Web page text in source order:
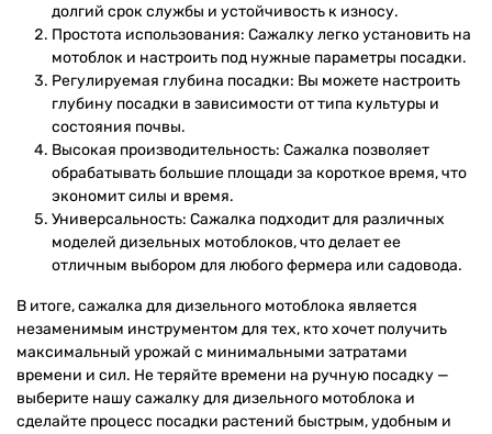
долгий срок службы и устойчивость к износу.
Простота использования: Сажалку легко установить на
мотоблок и настроить под нужные параметры посадки.
Регулируемая глубина посадки: Вы можете настроить
глубину посадки в зависимости от типа культуры и
состояния почвы.
Высокая производительность: Сажалка позволяет
обрабатывать большие площади за короткое время, что
экономит силы и время.
Универсальность: Сажалка подходит для различных
моделей дизельных мотоблоков, что делает ее
отличным выбором для любого фермера или садовода.
В итоге, сажалка для дизельного мотоблока является
незаменимым инструментом для тех, кто хочет получить
максимальный урожай с минимальными затратами
времени и сил. Не теряйте времени на ручную посадку —
выберите нашу сажалку для дизельного мотоблока и
сделайте процесс посадки растений быстрым, удобным и